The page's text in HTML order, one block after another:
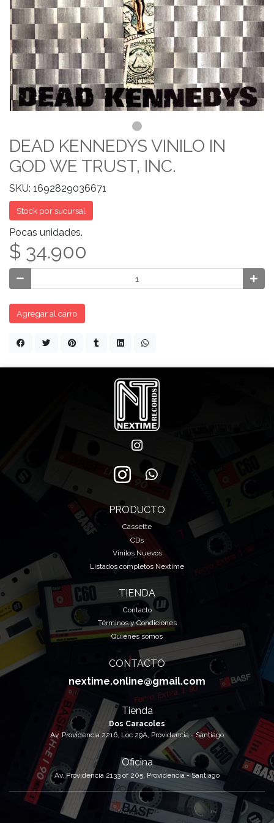
DEAD KENNEDYS VINILO IN
GOD WE TRUST, INC.
SKU: 1692829036671
Stock por sucursal
Pocas unidades.
$ 34.900
Agregar al carro
PRODUCTO
Cassette
CDs
Vinilos Nuevos
Listados completos Nextime
TIENDA
Contacto
Términos y Condiciones
Quiénes somos
CONTACTO
nextime.online@gmail.com
Tienda
Dos Caracoles
Av. Providencia 2216, Loc 29A, Providencia - Santiago
Oficina
Av. Providencia 2133 of 205, Providencia - Santiago